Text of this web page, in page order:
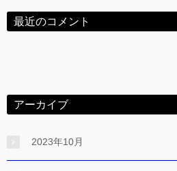
最近のコメント
アーカイブ
2023年10月